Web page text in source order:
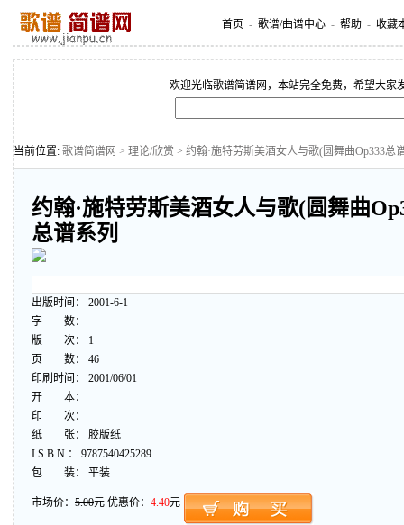
首页 - 歌谱/曲谱中心 - 帮助 - 收藏
欢迎光临歌谱简谱网，本站完全免费，希望大家
当前位置: 歌谱简谱网 > 理论/欣赏 > 约翰·施特劳斯美酒女人与歌(圆舞曲Op333总
约翰·施特劳斯美酒女人与歌(圆舞曲
总谱系列
出版时间： 2001-6-1
字 数：
版 次： 1
页 数： 46
印刷时间： 2001/06/01
开 本：
印 次：
纸 张： 胶版纸
I S B N ： 9787540425289
包 装： 平装
市场价： 5.00元 优惠价： 4.40元